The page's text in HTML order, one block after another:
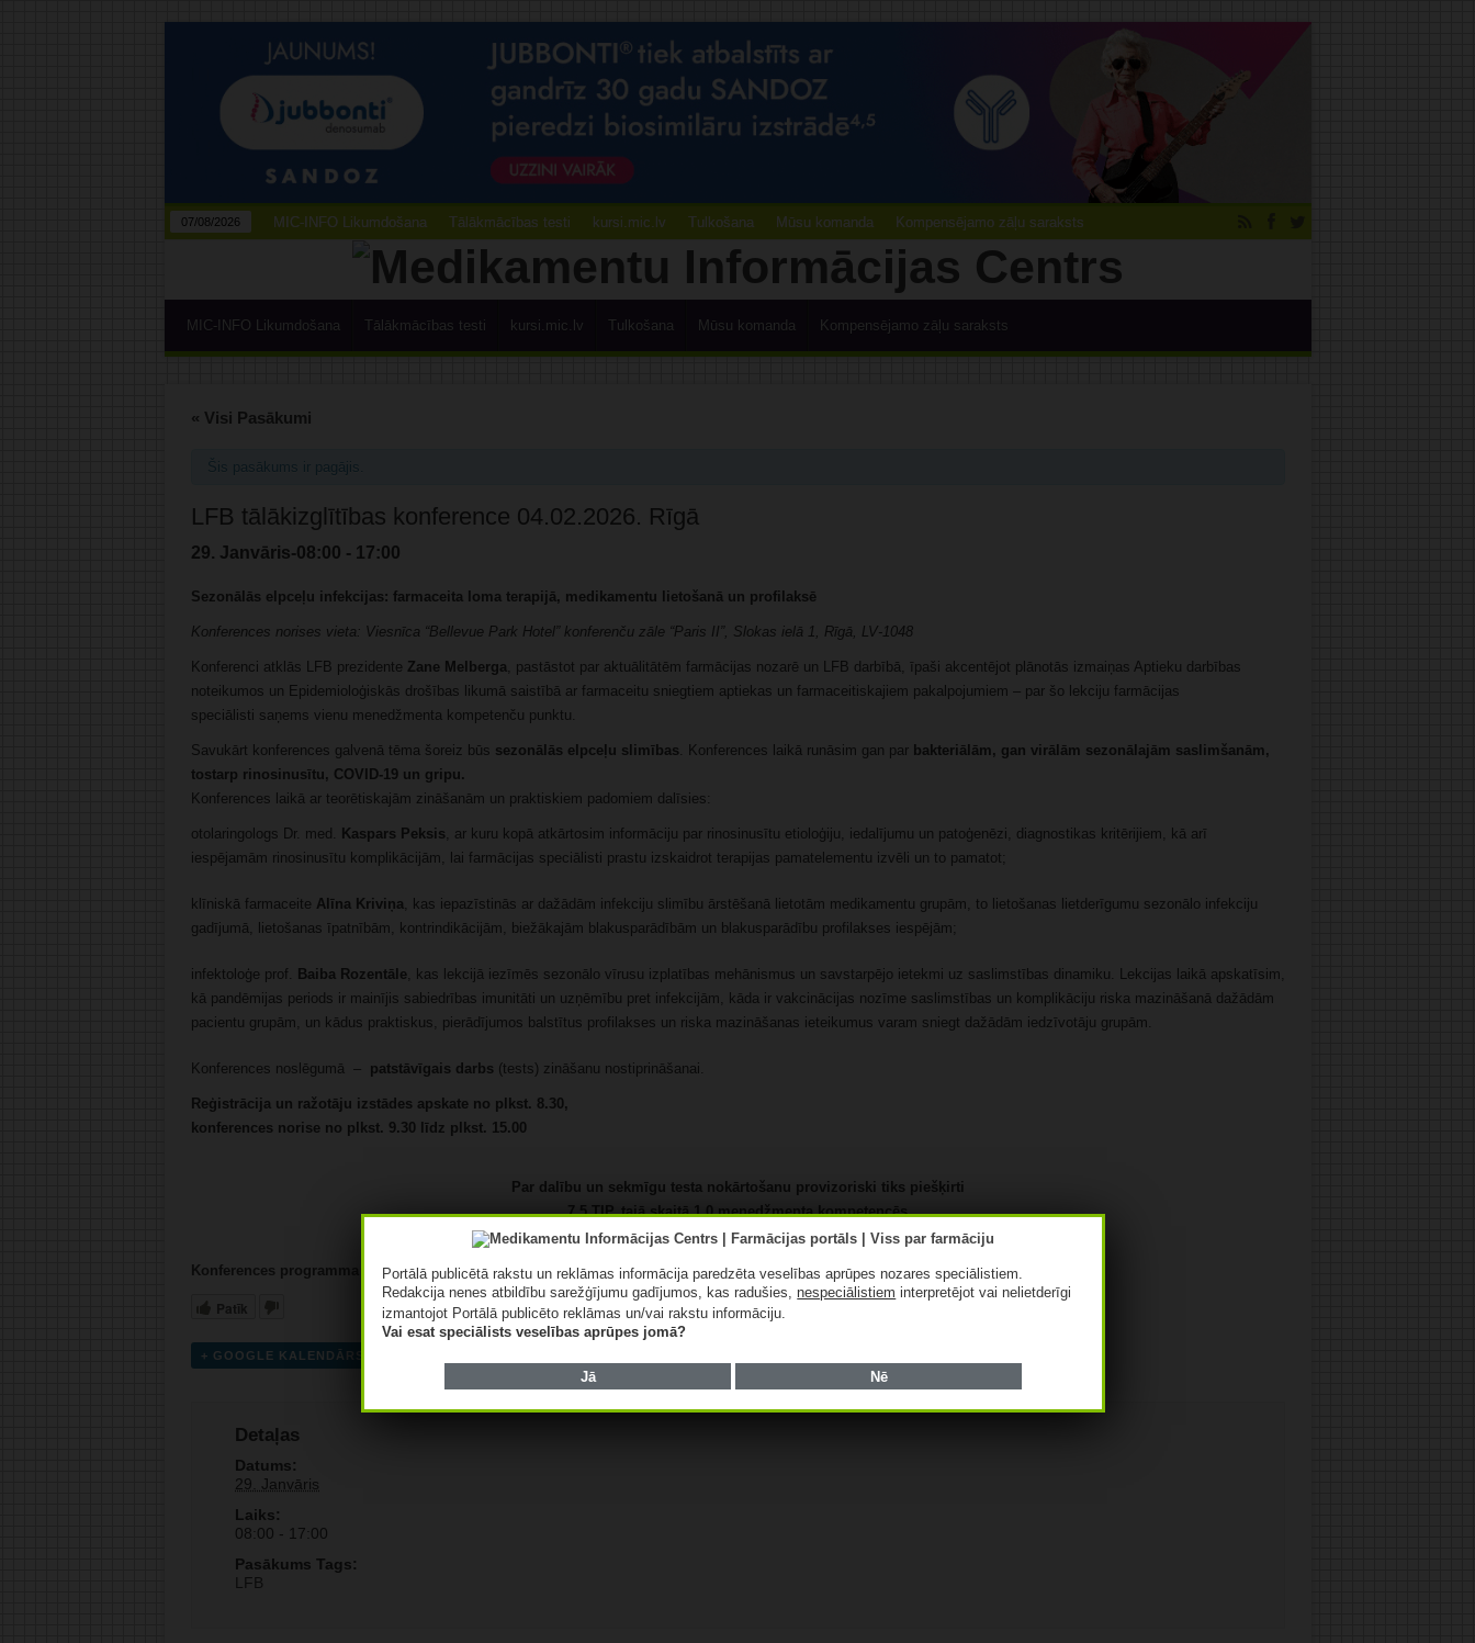
07/08/2026 MIC-INFO Likumdošana Tālākmācības testi kursi.mic.lv Tulkošana Mūsu komanda Kompensējamo zāļu saraksts
MIC-INFO Likumdošana Tālākmācības testi kursi.mic.lv Tulkošana Mūsu komanda Kompensējamo zāļu saraksts
« Visi Pasākumi
Šis pasākums ir pagājis.
LFB tālākizglītības konference 04.02.2026. Rīgā
29. Janvāris-08:00 - 17:00
Sezonālās elpceļu infekcijas: farmaceita loma terapijā, medikamentu lietošanā un profilaksē
Konferences norises vieta: Viesnīca “Bellevue Park Hotel” konferenču zāle “Paris II”, Slokas ielā 1, Rīgā, LV-1048
Konferenci atklās LFB prezidente Zane Melberga , pastāstot par aktuālitātēm farmācijas nozarē un LFB darbībā, īpaši akcentējot plānotās izmaiņas Aptieku darbības
noteikumos un Epidemioloģiskās drošības likumā saistībā ar farmaceitu sniegtiem aptiekas un farmaceitiskajiem pakalpojumiem – par šo lekciju farmācijas
speciālisti saņems vienu menedžmenta kompetenču punktu.
Savukārt konferences galvenā tēma šoreiz būs sezonālās elpceļu slimības . Konferences laikā runāsim gan parbakteriālām, gan virālām sezonālajām saslimšanām,
tostarp rinosinusītu, COVID-19 un gripu.
Konferences laikā ar teorētiskajām zināšanām un praktiskiem padomiem dalīsies:
otolaringologs Dr. med. Kaspars Peksis , ar kuru kopā atkārtosim informāciju par rinosinusītu etioloģiju, iedalījumu un patoģenēzi, diagnostikas kritērijiem, kā arī
iespējamām rinosinusītu komplikācijām, lai farmācijas speciālisti prastu izskaidrot terapijas pamatelementu izvēli un to pamatot;
klīniskā farmaceite Alīna Kriviņa , kas iepazīstinās ar dažādām infekciju slimību ārstēšanā lietotām medikamentu grupām, to lietošanas lietderīgumu sezonālo infekciju
gadījumā, lietošanas īpatnībām, kontrindikācijām, biežākajām blakusparādībām un blakusparādību profilakses iespējām;
infektoloģe prof. Baiba Rozentāle , kas lekcijā iezīmēs sezonālo vīrusu izplatības mehānismus un savstarpējo ietekmi uz saslimstības dinamiku. Lekcijas laikā apskatīsim,
kā pandēmijas periods ir mainījis sabiedrības imunitāti un uzņēmību pret infekcijām, kāda ir vakcinācijas nozīme saslimstības un komplikāciju riska mazināšanā dažādām
pacientu grupām, un kādus praktiskus, pierādījumos balstītus profilakses un riska mazināšanas ieteikumus varam sniegt dažādām iedzīvotāju grupām.
Konferences noslēgumā – patstāvīgais darbs (tests) zināšanu nostiprināšanai.
Reģistrācija un ražotāju izstādes apskate no plkst. 8.30,
konferences norise no plkst. 9.30 līdz plkst. 15.00
Par dalību un sekmīgu testa nokārtošanu provizoriski tiks piešķirti
7.5 TIP, tajā skaitā 1.0menedžmenta kompetencēs
(TIP skaits tiks precizēts un tuvākajā laikā norādīts pasākuma informācijā)
Konferences programma ŠEIT
Patīk
+ GOOGLE KALENDĀRS
Detaļas
Datums:
29. Janvāris
Laiks:
08:00 - 17:00
Pasākums Tags:
LFB
Portālā publicētā rakstu un reklāmas informācija paredzēta veselības aprūpes nozares speciālistiem.
Redakcija nenes atbildību sarežģījumu gadījumos, kas radušies,nespeciālistiem interpretējot vai nelietderīgi
izmantojot Portālā publicēto reklāmas un/vai rakstu informāciju.
Vai esat speciālists veselības aprūpes jomā?
Jā Nē